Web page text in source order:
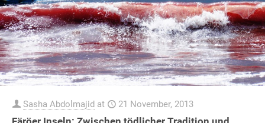
Sasha Abdolmajid at 21 November, 2013